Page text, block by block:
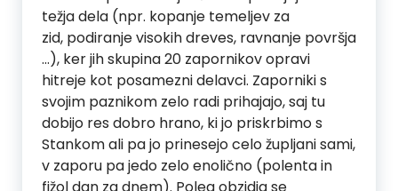
težja dela (npr. kopanje temeljev za
zid, podiranje visokih dreves, ravnanje površja
…), ker jih skupina 20 zapornikov opravi
hitreje kot posamezni delavci. Zaporniki s
svojim paznikom zelo radi prihajajo, saj tu
dobijo res dobro hrano, ki jo priskrbimo s
Stankom ali pa jo prinesejo celo župljani sami,
v zaporu pa jedo zelo enolično (polenta in